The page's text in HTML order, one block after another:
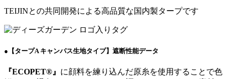
TEIJINとの共同開発による高品質な国内製タープです
●【タープA キャンパス生地タイプ】遮断性能データ
『ECOPET®』 に顔料を練り込んだ原糸を使用することで色